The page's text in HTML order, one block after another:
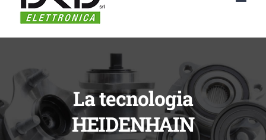
La tecnologia
HEIDENHAIN